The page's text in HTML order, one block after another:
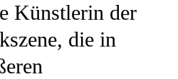
Künstlerin der
die in